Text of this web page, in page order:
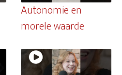
Autonomie en
morele waarde